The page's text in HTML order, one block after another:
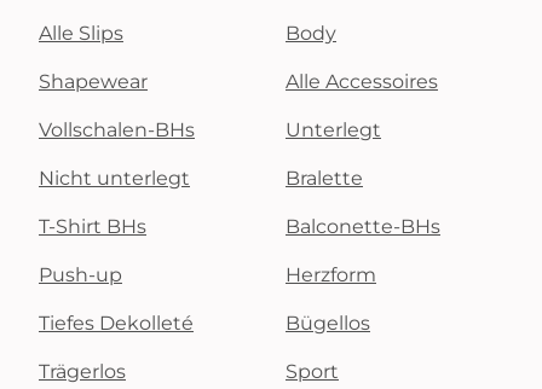
Alle Slips Body
Shapewear Alle Accessoires
Vollschalen-BHs Unterlegt
Nicht unterlegt Bralette
T-Shirt BHs Balconette-BHs
Push-up Herzform
Tiefes Dekolleté Bügellos
Trägerlos Sport